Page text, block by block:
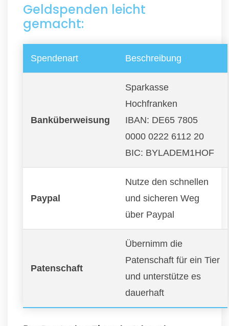
Geldspenden leicht
gemacht:
Spendenart Beschreibung
Banküberweisung
Sparkasse
Hochfranken
IBAN: DE65 7805
0000 0222 6112 20
BIC: BYLADEM1HOF
Paypal
Nutze den schnellen
und sicheren Weg
über Paypal
Patenschaft
Übernimm die
Patenschaft für ein Tier
und unterstütze es
dauerhaft